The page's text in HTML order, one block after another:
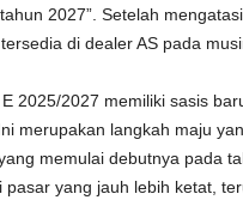
2027”. Setelah
di dealer AS pada
2025/2027 memiliki sasis
merupakan langkah maju
memulai debutnya pada
pasar yang jauh lebih ketat,